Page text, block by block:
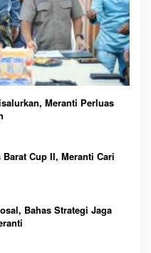
Meranti Perluas
Cup II, Meranti Cari
Bahas Strategi Jaga